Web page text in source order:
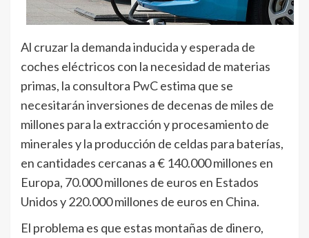
Al cruzar la demanda inducida y esperada de
coches eléctricos con la necesidad de materias
primas, la consultora PwC estima que se
necesitarán inversiones de decenas de miles de
millones para la extracción y procesamiento de
minerales y la producción de celdas para baterías,
en cantidades cercanas a € 140.000 millones en
Europa, 70.000 millones de euros en Estados
Unidos y 220.000 millones de euros en China.
El problema es que estas montañas de dinero,